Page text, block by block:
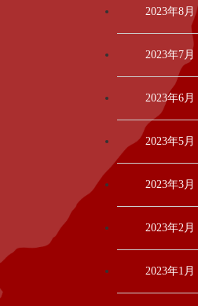
2023年8月
2023年7月
2023年6月
2023年5月
2023年3月
2023年2月
2023年1月